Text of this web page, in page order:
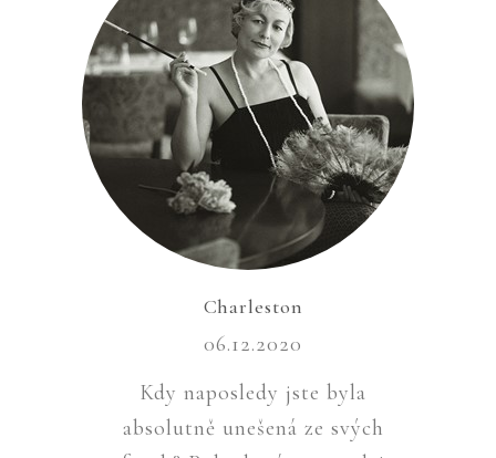
Charleston
06.12.2020
Kdy naposledy jste byla
absolutně unešená ze svých